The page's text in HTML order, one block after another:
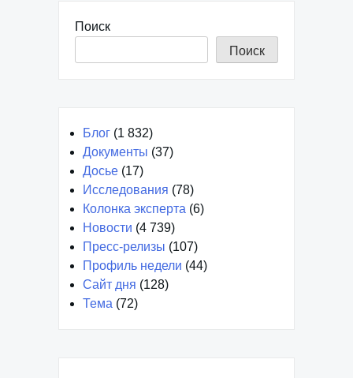
Поиск
Поиск
Блог (1 832)
Документы (37)
Досье (17)
Исследования (78)
Колонка эксперта (6)
Новости (4 739)
Пресс-релизы (107)
Профиль недели (44)
Сайт дня (128)
Тема (72)